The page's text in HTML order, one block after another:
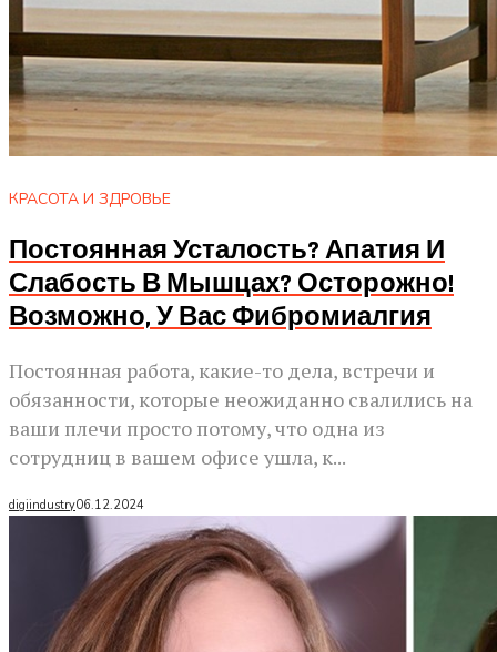
КРАСОТА И ЗДРОВЬЕ
Постоянная Усталость? Апатия И
Слабость В Мышцах? Осторожно!
Возможно, У Вас Фибромиалгия
Постоянная работа, какие-то дела, встречи и
обязанности, которые неожиданно свалились на
ваши плечи просто потому, что одна из
сотрудниц в вашем офисе ушла, к...
digiindustry06.12.2024